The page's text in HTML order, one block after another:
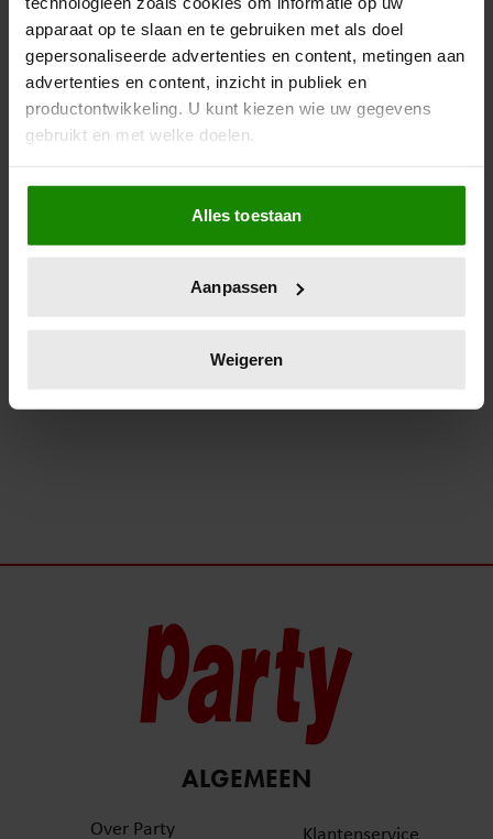
apparaat op te slaan en te gebruiken met als doel
gepersonaliseerde advertenties en content, metingen aan
advertenties en content, inzicht in publiek en
productontwikkeling. U kunt kiezen wie uw gegevens
gebruikt en met welke doelen.
Als u het toestaat, willen we ook graag:
Informatie verzamelen over uw geografische
locatie, die tot een paar meter nauwkeurig kan zijn
scannen op specifieke eigenschappen (fingerprinting)
verwerkt en stel uw voorkeuren in het
intrekken in de Cookieverklaring.
partners voor social media, adverteren en analyse. Deze
verzameld op basis van uw gebruik van hun services. U
gaat akkoord met onze cookies als u onze website blijft
Alles toestaan
Aanpassen
Weigeren
12 november 2022
FRITS WESTER OVER ZIJN
ALGEMEEN
Over Party
Klantenservice